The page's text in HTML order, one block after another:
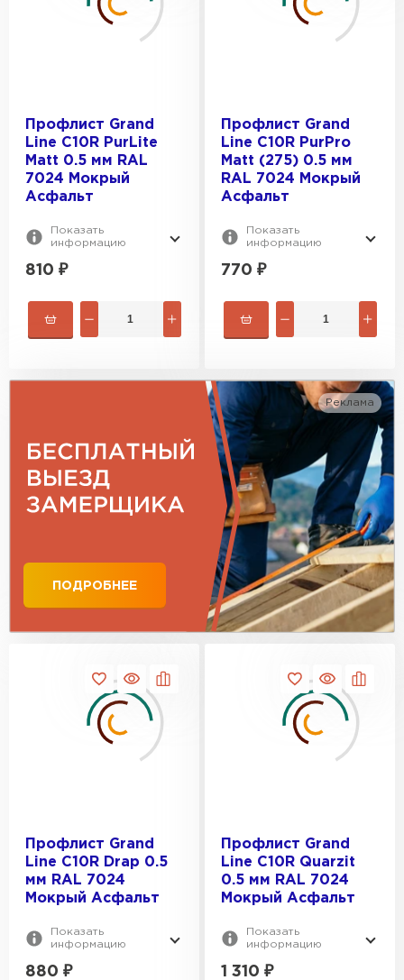
RAL 3005
0.35
Drap
Satin
Satin Matt
ОСНОВА ПОКРЫТИЯ:
Полиуретан
Полиэфир
Профлист Grand
Line С10R PurLite
Matt 0.5 мм RAL
7024 Мокрый
Асфальт
Показать
информацию
810 ₽
Профлист Grand
Line С10R PurPro
Matt (275) 0.5 мм
RAL 7024 Мокрый
Асфальт
Показать
информацию
770 ₽
Реклама
ПОДРОБНЕЕ
Профлист Grand
Line С10R Drap 0.5
мм RAL 7024
Мокрый Асфальт
Показать
информацию
880 ₽
Профлист Grand
Line С10R Quarzit
0.5 мм RAL 7024
Мокрый Асфальт
Показать
информацию
1 310 ₽